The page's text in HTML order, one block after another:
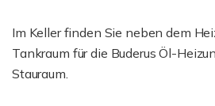
Im Keller finden Sie neben dem
Tankraum für die Buderus Öl-
Stauraum.